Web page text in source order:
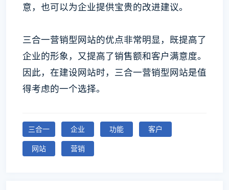
意，也可以为企业提供宝贵的改进建议。
三合一营销型网站的优点非常明显，既提高了
企业的形象，又提高了销售额和客户满意度。
因此，在建设网站时，三合一营销型网站是值
得考虑的一个选择。
三合一 企业 功能
客户
网站
营销